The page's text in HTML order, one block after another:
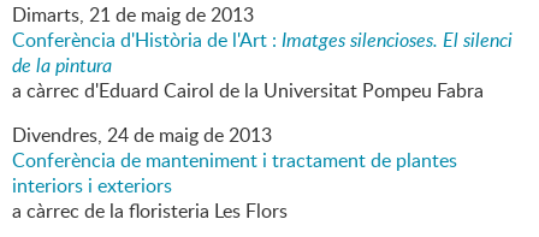
Dimarts, 21de maigde2013
Conferència d'Història de l'Art : Imatges silencioses. El silenci
de la pintura
a càrrec d'Eduard Cairol de la Universitat Pompeu Fabra
Divendres, 24de maigde2013
Conferència de manteniment i tractament de plantes
interiors i exteriors
a càrrec de la floristeria Les Flors